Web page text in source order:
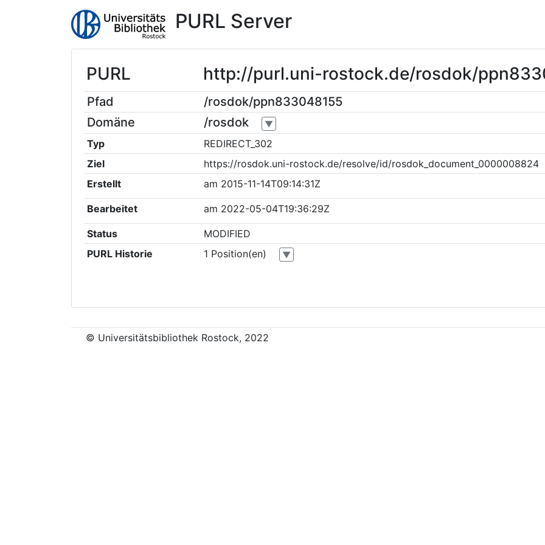
PURL Server
PURL http://purl.uni-rostock.de/rosdok/
Pfad
/rosdok/ppn833048155
Domäne
/rosdok ▼
Typ
REDIRECT_302
Ziel
https://rosdok.uni-rostock.de/resolve/id/rosdok_document_0000008824
Erstellt
am 2015-11-14T09:14:31Z
Bearbeitet am 2022-05-04T19:36:29Z
Status
MODIFIED
PURL Historie
1 Position(en) ▼
© Universitätsbibliothek Rostock, 2022